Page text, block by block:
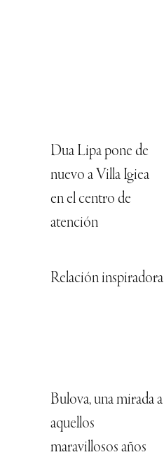
Dua Lipa pone de
nuevo a Villa Igiea
en el centro de
atención
Relación inspiradora
Bulova, una mirada a
aquellos
maravillosos años